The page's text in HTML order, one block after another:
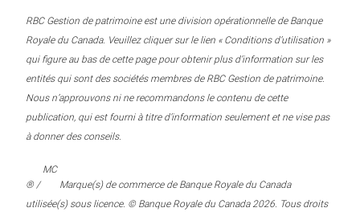
RBC Gestion de patrimoine est une division opérationnelle de Banque
Royale du Canada. Veuillez cliquer sur le lien « Conditions d’utilisation »
qui figure au bas de cette page pour obtenir plus d’information sur les
entités qui sont des sociétés membres de RBC Gestion de patrimoine.
Nous n’approuvons ni ne recommandons le contenu de cette
publication, qui est fourni à titre d’information seulement et ne vise pas
à donner des conseils.
® /
MC
Marque(s) de commerce de Banque Royale du Canada
utilisée(s) sous licence. © Banque Royale du Canada 2026. Tous droits